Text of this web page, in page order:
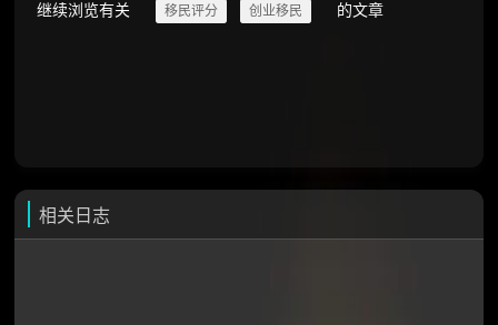
继续浏览有关 移民评分 创业移民 的文章
相关日志